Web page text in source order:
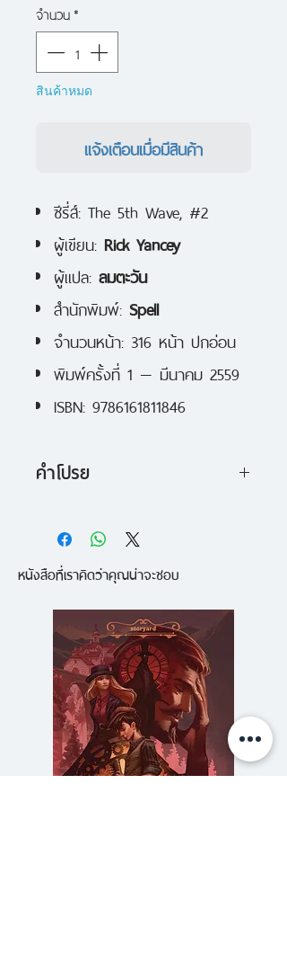
จำนวน*
สินค้าหมด
แจ้งเตือนเมื่อมีสินค้า
ซีรี่ส์: The 5th Wave, #2
ผู้เขียน: Rick Yancey
ผู้แปล: ลมตะวัน
สำนักพิมพ์: Spell
จำนวนหน้า: 316 หน้า ปกอ่อน
พิมพ์ครั้งที่ 1 — มีนาคม 2559
ISBN: 9786161811846
คำโปรย
คือฉีกกระชากความเป็นมนุษย์ภายใน
หัวใจให้สิ้นสูญ
แคสซี ซัลลิแวน เด็กสาววัยสิบหก
พร้อมเพื่อนร่วมชะตากรรมรอดชีวิต
จากการโจมตีทั้งสี่ระลอกของ “พวก
นั้น” มาได้ ถึงตอนนี้เมื่อมนุษยชาติ
ใกล้สิ้นสูญ และการโจมตีระลอกที่ห้า
หนังสือที่เราคิดว่าคุณน่าจะชอบ